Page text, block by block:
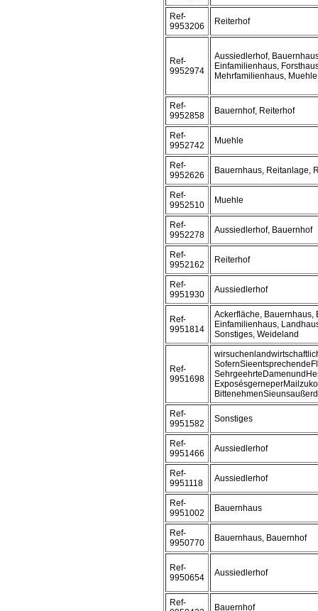
Ref-
9953206
Reiterhof
Ref-
9952974
Aussiedlerhof,
Einfamilienhaus,
Mehrfamilienhaus,
Ref-
9952858
Bauernhof, Reiterhof
Ref-
9952742
Muehle
Ref-
9952626
Bauernhaus, Reitanlage,
Ref-
9952510
Muehle
Ref-
9952278
Aussiedlerhof, Bauernhof
Ref-
9952162
Reiterhof
Ref-
9951930
Aussiedlerhof
Ref-
9951814
Ackerfläche, Bauernhaus,
Einfamilienhaus,
Sonstiges, Weideland
Ref-
9951698
Ref-
9951582
Sonstiges
Ref-
9951466
Aussiedlerhof
Ref-
9951118
Aussiedlerhof
Ref-
9951002
Bauernhaus
Ref-
9950770
Bauernhaus, Bauernhof
Ref-
9950654
Aussiedlerhof
Ref-
Bauernhof